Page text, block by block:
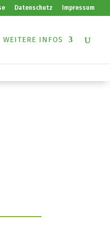
Datenschutz Impressum
WEITERE INFOS